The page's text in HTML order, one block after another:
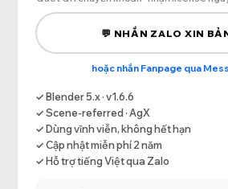
💬 NHẮN ZALO XIN
hoặc nhắn Fanpage qua
✓ Blender 5.x · v1.6.6
✓ Scene-referred · AgX
✓ Dùng vĩnh viễn, không hết hạn
✓ Cập nhật miễn phí 2 năm
✓ Hỗ trợ tiếng Việt qua Zalo